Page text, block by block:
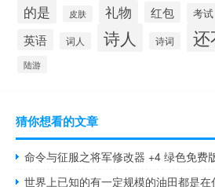
的是 皮肤 礼物 红包 考试
英语 词人 诗人 诗词 还
陆游
猜你想看的文章
世界上已知的有一定规模的油田都是